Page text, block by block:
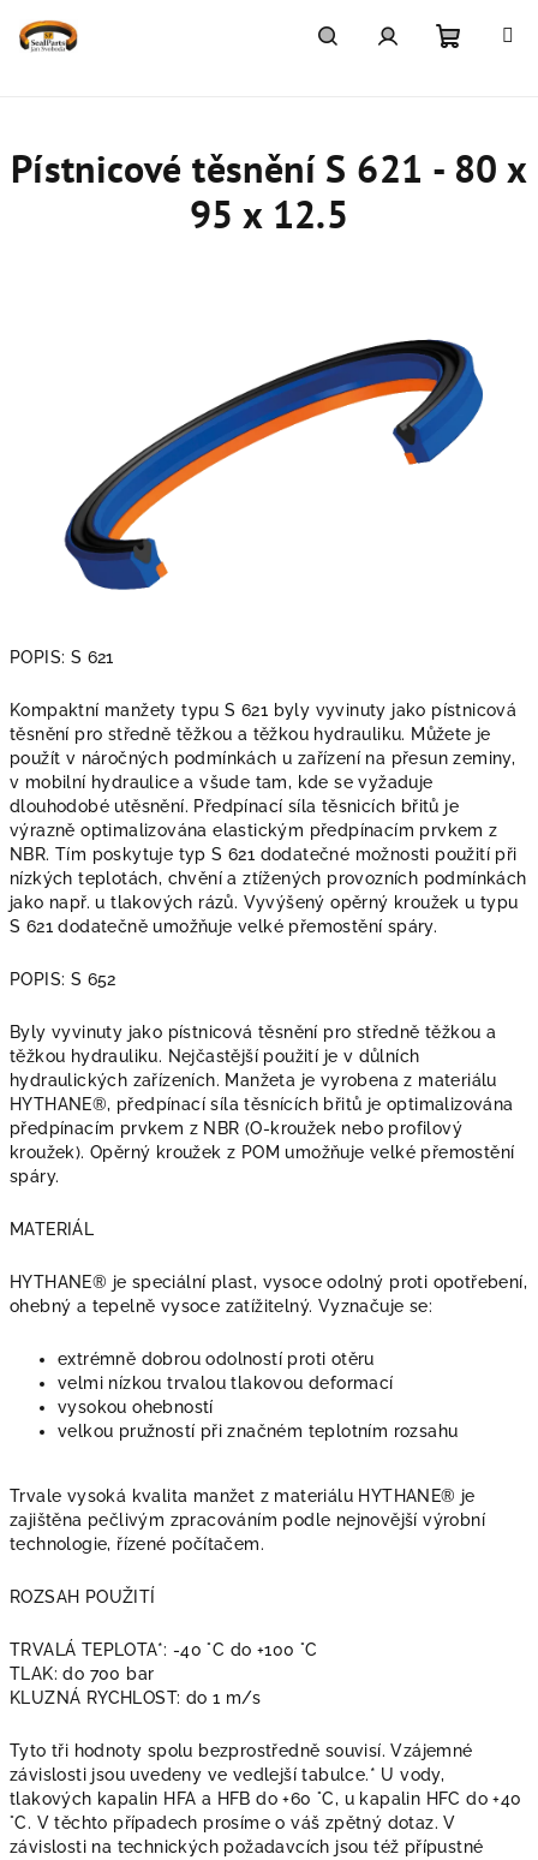
POPIS: S 621
Kompaktní manžety typu S 621 byly vyvinuty jako pístnicová
těsnění pro středně těžkou a těžkou hydrauliku. Můžete je
použít v náročných podmínkách u zařízení na přesun zeminy,
v mobilní hydraulice a všude tam, kde se vyžaduje
dlouhodobé utěsnění. Předpínací síla těsnicích břitů je
výrazně optimalizována elastickým předpínacím prvkem z
NBR. Tím poskytuje typ S 621 dodatečné možnosti použití při
nízkých teplotách, chvění a ztížených provozních podmínkách
jako např. u tlakových rázů. Vyvýšený opěrný kroužek u typu
S 621 dodatečně umožňuje velké přemostění spáry.
POPIS: S 652
Byly vyvinuty jako pístnicová těsnění pro středně těžkou a
těžkou hydrauliku. Nejčastější použití je v důlních
hydraulických zařízeních. Manžeta je vyrobena z materiálu
HYTHANE®, předpínací síla těsnících břitů je optimalizována
předpínacím prvkem z NBR (O-kroužek nebo profilový
kroužek). Opěrný kroužek z POM umožňuje velké přemostění
spáry.
MATERIÁL
HYTHANE® je speciální plast, vysoce odolný proti opotřebení,
ohebný a tepelně vysoce zatížitelný. Vyznačuje se:
extrémně dobrou odolností proti otěru
velmi nízkou trvalou tlakovou deformací
vysokou ohebností
velkou pružností při značném teplotním rozsahu
Trvale vysoká kvalita manžet z materiálu HYTHANE® je
zajištěna pečlivým zpracováním podle nejnovější výrobní
technologie, řízené počítačem.
ROZSAH POUŽITÍ
TRVALÁ TEPLOTA*: -40 °C do +100 °C
TLAK: do 700 bar
KLUZNÁ RYCHLOST: do 1 m/s
Tyto tři hodnoty spolu bezprostředně souvisí. Vzájemné
závislosti jsou uvedeny ve vedlejší tabulce.* U vody,
tlakových kapalin HFA a HFB do +60 °C, u kapalin HFC do +40
°C. V těchto případech prosíme o váš zpětný dotaz. V
závislosti na technických požadavcích jsou též přípustné
Pístnicové těsnění S 621 - 80 x
95 x 12.5